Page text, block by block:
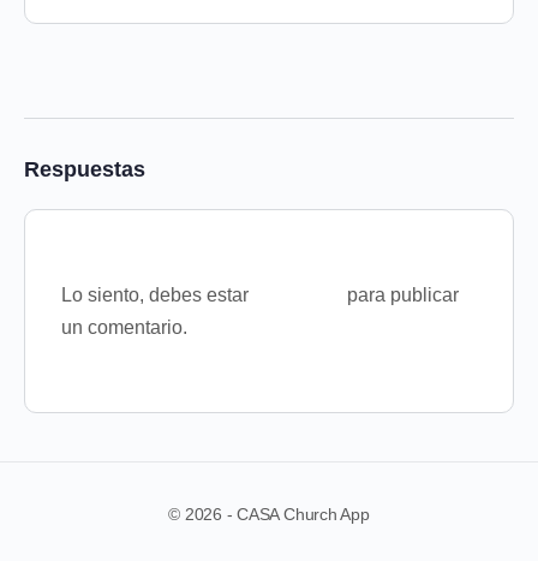
Respuestas
Lo siento, debes estar
para publicar
un comentario.
© 2026 - CASA Church App